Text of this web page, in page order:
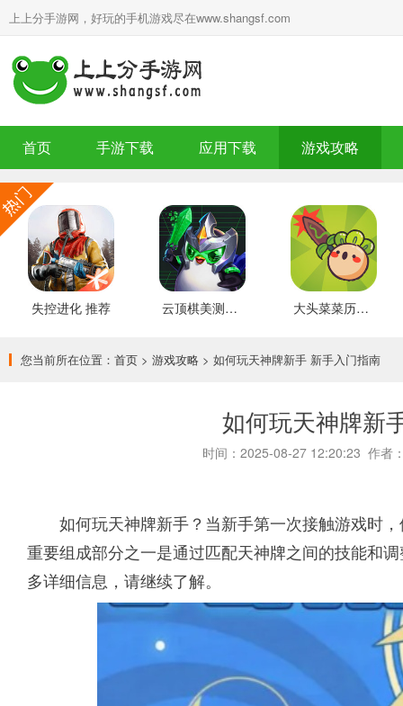
上上分手游网，好玩的手机游戏尽在www.shangsf.com
首页 手游下载 应用下载 游戏攻略
失控进化 推荐 云顶棋美测服 最新版 大头菜菜历险记 好玩的
您当前所在位置： 首页 > 游戏攻略 > 如何玩天神牌新手 新手入门指南
如何玩天神牌新
时间：2025-08-27 12:20:23 作者
如何玩天神牌新手？当新手第一次接触游戏时
重要组成部分之一是通过匹配天神牌之间的技能和
多详细信息，请继续了解。